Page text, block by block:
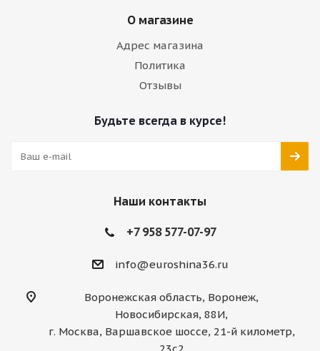
О магазине
Адрес магазина
Политика
Отзывы
Будьте всегда в курсе!
Наши контакты
+7 958 577-07-97
info@euroshina36.ru
Воронежская область, Воронеж,
Новосибирская, 88И,
г. Москва, Варшавское шоссе, 21-й километр,